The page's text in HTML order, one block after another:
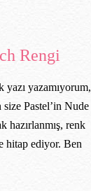
Rengi
yazamıyorum,
size Pastel’in Nude
hazırlanmış, renk
hitap ediyor. Ben